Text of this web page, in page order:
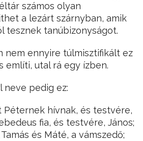
számos olyan
a lezárt szárnyban, amik
tesznek tanúbizonyságot.
nem ennyire túlmisztifikált ez
említi, utal rá egy ízben.
neve pedig ez:
Péternek hívnak, és testvére,
fia, és testvére, János;
és Máté, a vámszedő;